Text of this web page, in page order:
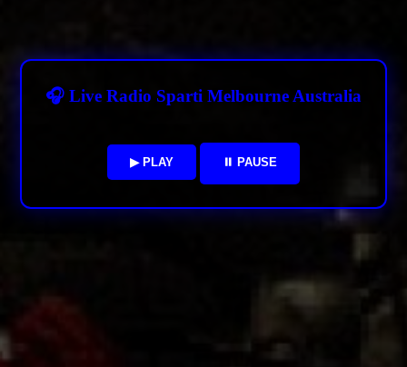
🎧 Live Radio Sparti Melbourne Australia
▶ PLAY ⏸ PAUSE